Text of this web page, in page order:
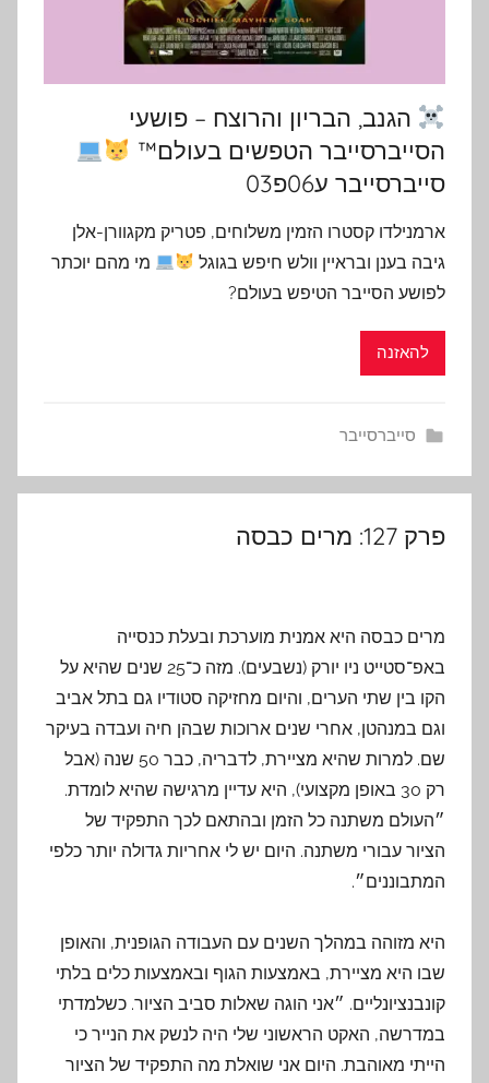
הגנב, הבריון והרוצח – פושעי
הסייברסייבר הטפשים בעולם™
סייברסייבר ע06פ03
ארמנילדו קסטרו הזמין משלוחים, פטריק מקגוורן-אלן
גיבה בענן ובראיין וולש חיפש בגוגל
מי מהם יוכתר
לפושע הסייבר הטיפש בעולם?
להאזנה
סייברסייבר
פרק 127: מרים כבסה
מרים כבסה היא אמנית מוערכת ובעלת כנסייה
באפ־סטייט ניו יורק (נשבעים). מזה כ־25 שנים שהיא על
הקו בין שתי הערים, והיום מחזיקה סטודיו גם בתל אביב
וגם במנהטן, אחרי שנים ארוכות שבהן חיה ועבדה בעיקר
שם. למרות שהיא מציירת, לדבריה, כבר 50 שנה (אבל
רק 30 באופן מקצועי), היא עדיין מרגישה שהיא לומדת.
״העולם משתנה כל הזמן ובהתאם לכך התפקיד של
הציור עבורי משתנה. היום יש לי אחריות גדולה יותר כלפי
המתבוננים״.
היא מזוהה במהלך השנים עם העבודה הגופנית, והאופן
שבו היא מציירת, באמצעות הגוף ובאמצעות כלים בלתי
קונבנציונליים. ״אני הוגה שאלות סביב הציור. כשלמדתי
במדרשה, האקט הראשוני שלי היה לנשק את הנייר כי
הייתי מאוהבת. היום אני שואלת מה התפקיד של הציור